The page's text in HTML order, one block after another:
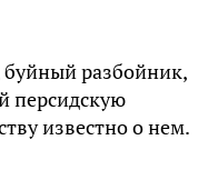
буйный разбойник,
персидскую
известно о нем.